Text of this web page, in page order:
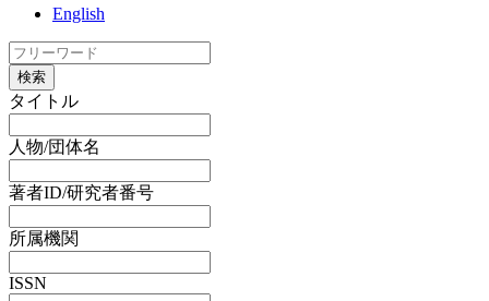
English
検索
タイトル
人物/団体名
著者ID/研究者番号
所属機関
ISSN